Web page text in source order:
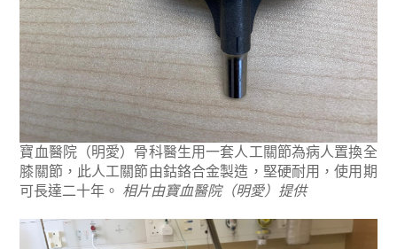
寶血醫院（明愛）骨科醫生用一套人工關節為病人置換全
膝關節，此人工關節由鈷鉻合金製造，堅硬耐用，使用期
可長達二十年。 相片由寶血醫院（明愛）提供